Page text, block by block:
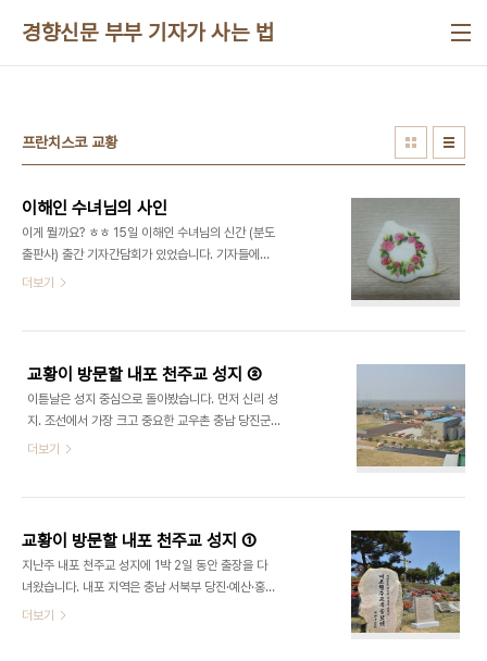
경향신문 부부 기자가 사는 법
프란치스코 교황
이해인 수녀님의 사인
이게 뭘까요? ㅎㅎ 15일 이해인 수녀님의 신간 (분도
출판사) 출간 기자간담회가 있었습니다. 기자들에게
하나씩 나눠준 부산 광안리 앞 조개껍질입니다. 수녀
는데요. 제게 온 '말씀'은 다음과 같습니다. 아.. 뭔가
제 상황에 적합한 '말씀'이군요. 계속 이 말씀을 생각
하게 되더라고요. 기자간담회가 끝나고서는 기자들
에게 싸인을 해주셨습니다. 어린시절 아버지께 제일
처음 선물받은 책이 이해인 수녀님의 시집이었습니
싸인을 받으러 기다리는데 갑자기 수녀님이 '스티
더보기
교황이 방문할 내포 천주교 성지 ②
이튿날은 성지 중심으로 돌아봤습니다. 먼저 신리 성
지. 조선에서 가장 크고 중요한 교우촌 충남 당진군
합덕읍 신리 141 041)363-1359 신리 성지는
화된다. 교회 기록을 통해 이름이 확인된 순교자만
42명인데 단일 마을로는 한국에서 가장 많은 숫자
다. 손씨 집성촌이었지만 결과적으로 지금 신리에는
손씨가 한 사람도 살지 않는다. ‘조선의 카타콤바(지
하무덤)’로 불리는 이유다. 다음은 홍주 성지. 충남 홍
더보기
교황이 방문할 내포 천주교 성지 ①
지난주 내포 천주교 성지에 1박 2일 동안 출장을 다
녀왔습니다. 내포 지역은 충남 서북부 당진·예산·홍성
·서산 등을 포괄하는 지역을 말하는데요. 한국 천주교
더보기